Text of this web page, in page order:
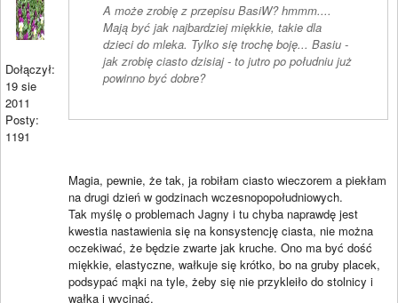
Dołączył:
19 sie
2011
Posty:
1191
A może zrobię z przepisu BasiW? hmmm....
Mają być jak najbardziej miękkie, takie dla
dzieci do mleka. Tylko się trochę boję... Basiu -
jak zrobię ciasto dzisiaj - to jutro po południu już
powinno być dobre?
Magia, pewnie, że tak, ja robiłam ciasto wieczorem a piekłam
na drugi dzień w godzinach wczesnopopołudniowych.
Tak myślę o problemach Jagny i tu chyba naprawdę jest
kwestia nastawienia się na konsystencję ciasta, nie można
oczekiwać, że będzie zwarte jak kruche. Ono ma być dość
miękkie, elastyczne, wałkuje się krótko, bo na gruby placek,
podsypać mąki na tyle, żeby się nie przykleiło do stolnicy i
wałka i wycinać.